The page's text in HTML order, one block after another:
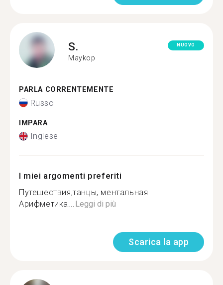
S.
Maykop
NUOVO
PARLA CORRENTEMENTE
Russo
IMPARA
Inglese
I miei argomenti preferiti
Путешествия,танцы, ментальная
Арифметика...Leggi di più
Scarica la app